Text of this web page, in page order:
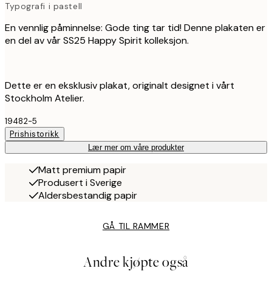
Typografi i pastell
En vennlig påminnelse: Gode ting tar tid! Denne plakaten er
en del av vår SS25 Happy Spirit kolleksjon.
Dette er en eksklusiv plakat, originalt designet i vårt
Stockholm Atelier.
19482-5
Prishistorikk
Lær mer om våre produkter
Matt premium papir
Produsert i Sverige
Aldersbestandig papir
GÅ TIL RAMMER
Andre kjøpte også